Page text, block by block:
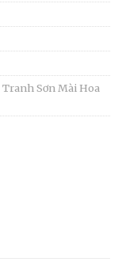
Tranh Sơn Mài Hoa